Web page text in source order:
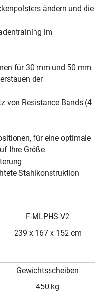
ändern und die
im
für 30 mm und 50 mm
der
von Resistance Bands (4
für eine optimale
Ihre Größe
Stahlkonstruktion
F-MLPHS-V2
239 x 167 x 152 cm
Gewichtsscheiben
450 kg